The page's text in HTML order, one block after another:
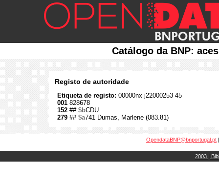
Catálogo da BNP:
Registo de autoridade
Etiqueta de registo: 00000nx j22000253 45
001 828678
152 ## $bCDU
279 ## $a741 Dumas, Marlene (083.81)
OpendataBNP@bnportugal.pt
2003 |